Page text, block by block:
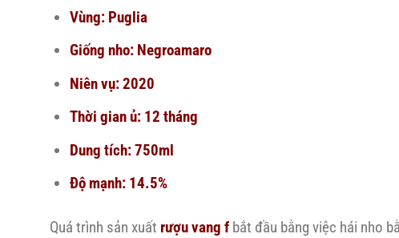
Vùng: Puglia
Giống nho: Negroamaro
Niên vụ: 2020
Thời gian ủ: 12 tháng
Dung tích: 750ml
Độ mạnh: 14.5%
Quá trình sản xuất rượu vang f bắt đầu bằng việc hái nho